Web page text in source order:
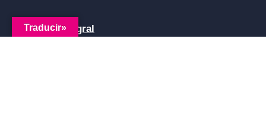
Logística Integral
Traducir»